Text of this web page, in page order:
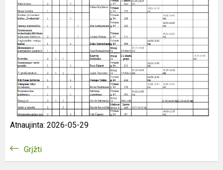
Atnaujinta: 2026-05-29
Grįžti